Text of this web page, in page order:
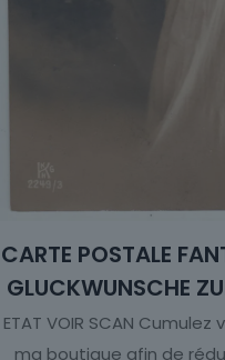
CARTE POSTALE
GLUCKWUNSCHE
ETAT VOIR SCAN
ma boutique afin de